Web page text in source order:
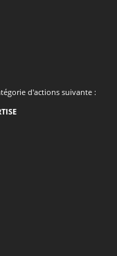
d'actions suivante :